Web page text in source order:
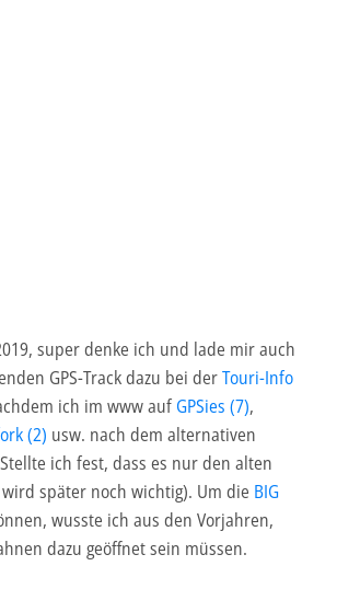
super denke ich und lade mir auch
GPS-Track dazu bei derTouri-Info
ich im www auf GPSies (7),
(2) usw. nach dem alternativen
ich fest, dass es nur den alten
später noch wichtig). Um die BIG
wusste ich aus den Vorjahren,
dazu geöffnet sein müssen.